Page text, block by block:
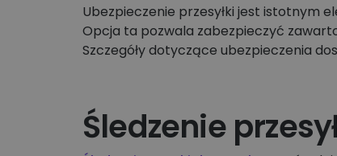
Ubezpieczenie przesyłki jest istotnym
Opcja ta pozwala zabezpieczyć
Szczegóły dotyczące ubezpieczenia
Śledzenie